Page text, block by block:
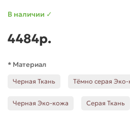
В наличии ✓
4484р.
* Материал
Черная Ткань Тёмно серая
Черная Эко-кожа Серая Ткань